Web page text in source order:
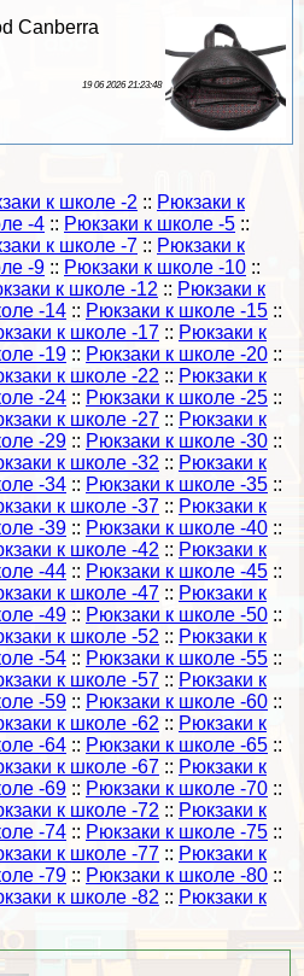
Canberra
19 06 2026 21:23:48
к школе -2 :: Рюкзаки к
-4 :: Рюкзаки к школе -5 ::
к школе -7 :: Рюкзаки к
-9 :: Рюкзаки к школе -10 ::
к школе -12 :: Рюкзаки к
-14 :: Рюкзаки к школе -15 ::
к школе -17 :: Рюкзаки к
-19 :: Рюкзаки к школе -20 ::
к школе -22 :: Рюкзаки к
-24 :: Рюкзаки к школе -25 ::
к школе -27 :: Рюкзаки к
-29 :: Рюкзаки к школе -30 ::
к школе -32 :: Рюкзаки к
-34 :: Рюкзаки к школе -35 ::
к школе -37 :: Рюкзаки к
-39 :: Рюкзаки к школе -40 ::
к школе -42 :: Рюкзаки к
-44 :: Рюкзаки к школе -45 ::
к школе -47 :: Рюкзаки к
-49 :: Рюкзаки к школе -50 ::
к школе -52 :: Рюкзаки к
-54 :: Рюкзаки к школе -55 ::
к школе -57 :: Рюкзаки к
-59 :: Рюкзаки к школе -60 ::
к школе -62 :: Рюкзаки к
-64 :: Рюкзаки к школе -65 ::
к школе -67 :: Рюкзаки к
-69 :: Рюкзаки к школе -70 ::
к школе -72 :: Рюкзаки к
-74 :: Рюкзаки к школе -75 ::
к школе -77 :: Рюкзаки к
-79 :: Рюкзаки к школе -80 ::
к школе -82 :: Рюкзаки к